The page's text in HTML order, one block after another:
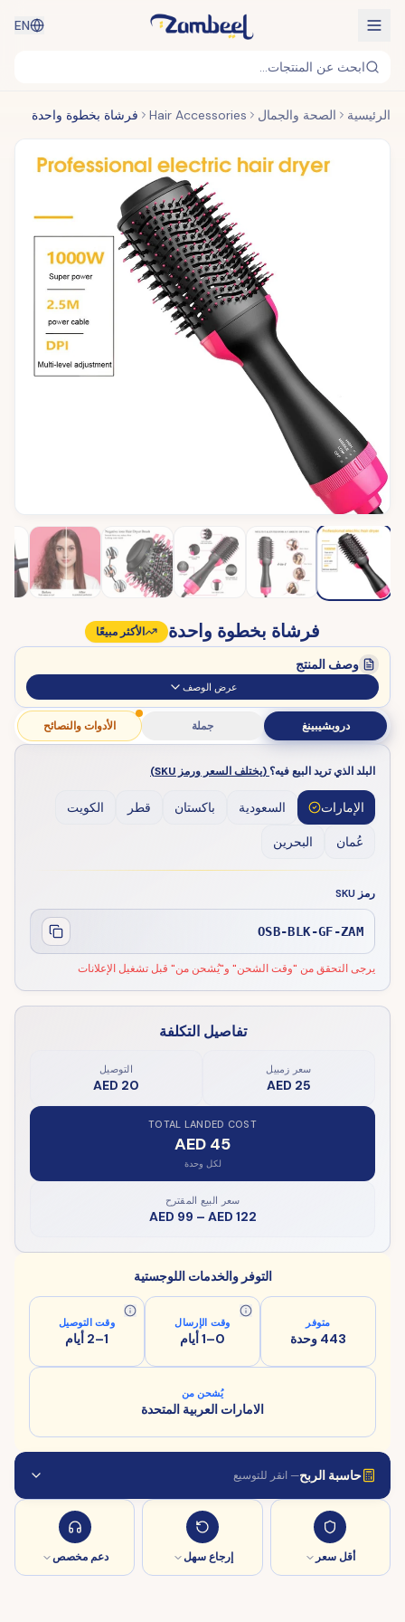
EN
ابحث عن المنتجات...
الرئيسية الصحة والجمال Hair Accessories فرشاة بخطوة واحدة
فرشاة بخطوة واحدة الأكثر مبيعًا
وصف المنتج
عرض الوصف
دروبشيبينغ جملة الأدوات والنصائح
البلد الذي تريد البيع فيه؟ (يختلف السعر ورمز SKU)
الإمارات السعودية باكستان قطر الكويت
عُمان البحرين
رمز SKU
OSB-BLK-GF-ZAM
يرجى التحقق من "وقت الشحن" و"يُشحن من" قبل تشغيل الإعلانات
تفاصيل التكلفة
سعر زمبيل
AED 25
التوصيل
AED 20
TOTAL LANDED COST
AED 45
لكل وحدة
سعر البيع المقترح
AED 99 – AED 122
التوفر والخدمات اللوجستية
متوفر
443 وحدة
وقت الإرسال
0–1 أيام
وقت التوصيل
1–2 أيام
يُشحن من
الامارات العربية المتحدة
حاسبة الربح— انقر للتوسيع
أقل سعر إرجاع سهل دعم مخصص